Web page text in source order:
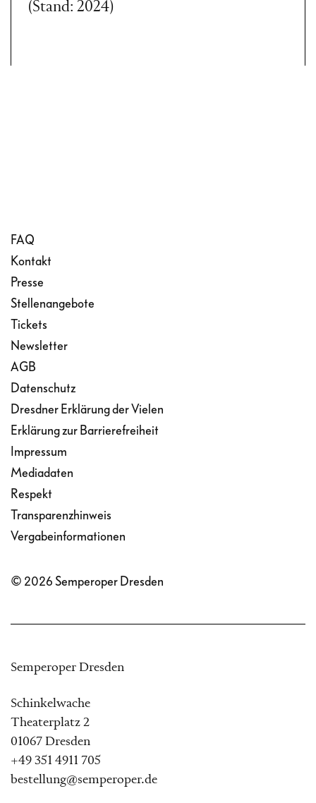
(Stand: 2024)
FAQ
Kontakt
Presse
Stellenangebote
Tickets
Newsletter
AGB
Datenschutz
Dresdner Erklärung der Vielen
Erklärung zur Barrierefreiheit
Impressum
Mediadaten
Respekt
Transparenzhinweis
Vergabeinformationen
© 2026 Semperoper Dresden
Semperoper Dresden
Schinkelwache
Theaterplatz 2
01067 Dresden
+49 351 4911 705
bestellung@semperoper.de